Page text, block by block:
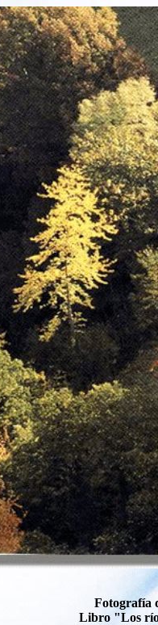
Fotografía
Libro "Los